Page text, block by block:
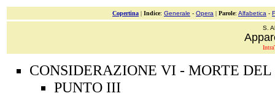
Copertina | Indice: Generale - Opera | Parole: Alfabetica -
S.
CONSIDERAZIONE VI - MORTE DEL
PUNTO III